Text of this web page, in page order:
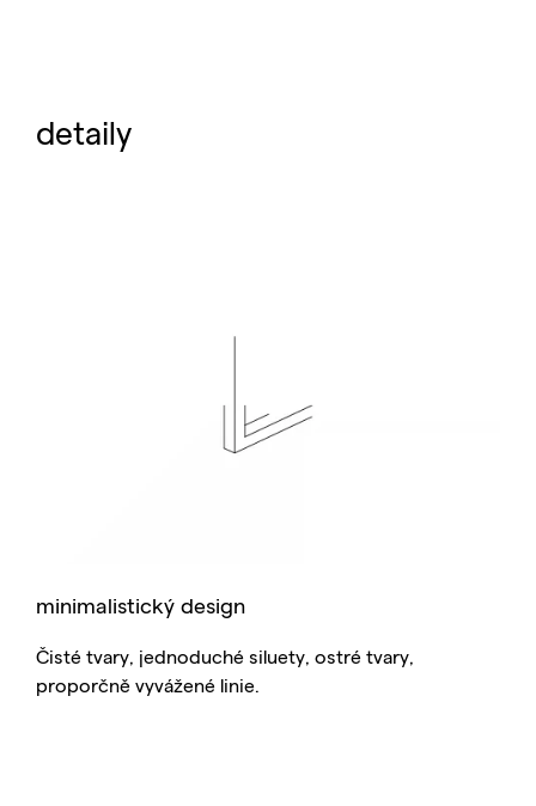
detaily
minimalistický design
Čisté tvary, jednoduché siluety, ostré tvary,
proporčně vyvážené linie.